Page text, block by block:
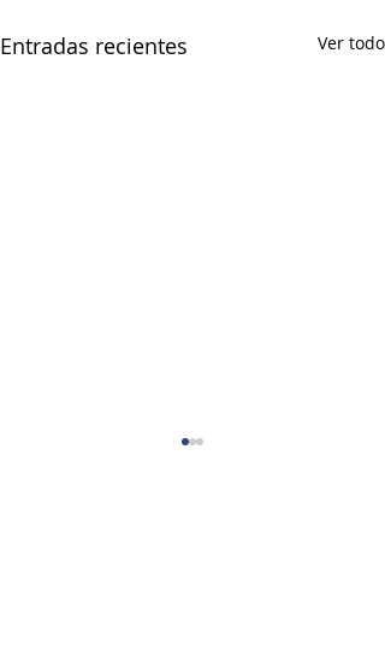
Entradas recientes Ver todo